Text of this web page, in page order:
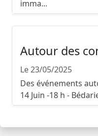
imma...
Autour des
Le 23/05/2025
Des événements
14 Juin -18 h -